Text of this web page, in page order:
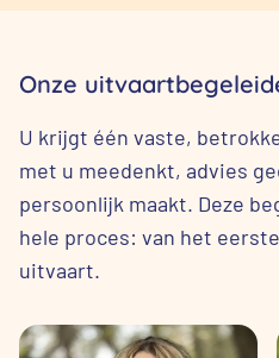
Onze
U krijgt één vaste,
met u meedenkt, advies
persoonlijk maakt. Deze
hele proces: van het
uitvaart.